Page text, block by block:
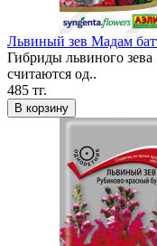
Львиный зев Мадам
Гибриды львиного
считаются од..
485 тг.
В корзину